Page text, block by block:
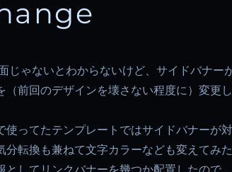
じゃないとわからないけど、サイドバナー
（前回のデザインを壊さない程度に）変更し
使ってたテンプレートではサイドバナーが
分転換も兼ねて文字カラーなども変えてみ